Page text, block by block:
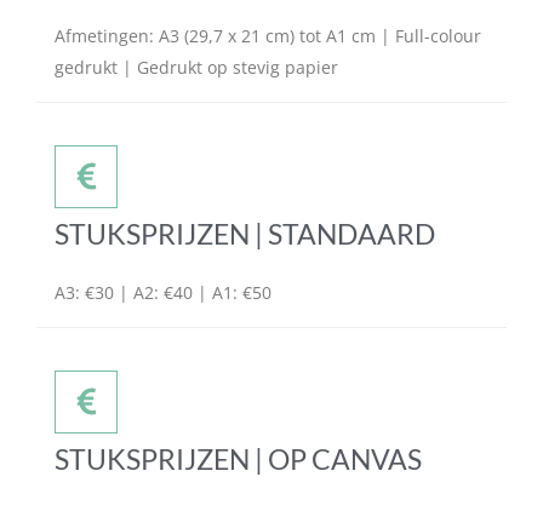
Afmetingen: A3 (29,7 x 21 cm) tot A1 cm | Full-colour
gedrukt | Gedrukt op stevig papier
STUKSPRIJZEN | STANDAARD
A3: €30 | A2: €40 | A1: €50
STUKSPRIJZEN | OP CANVAS